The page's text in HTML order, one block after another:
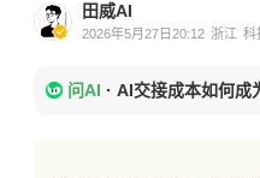
田威AI
2026年5月27日20:12 浙江 科
问AI · AI交接成本如何成